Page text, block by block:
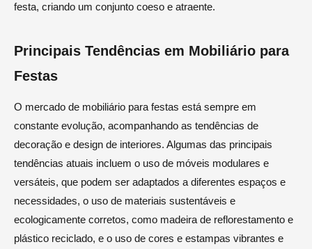
festa, criando um conjunto coeso e atraente.
Principais Tendências em Mobiliário para
Festas
O mercado de mobiliário para festas está sempre em
constante evolução, acompanhando as tendências de
decoração e design de interiores. Algumas das principais
tendências atuais incluem o uso de móveis modulares e
versáteis, que podem ser adaptados a diferentes espaços e
necessidades, o uso de materiais sustentáveis e
ecologicamente corretos, como madeira de reflorestamento e
plástico reciclado, e o uso de cores e estampas vibrantes e